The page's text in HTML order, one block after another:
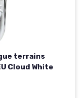
terrains
Cloud White